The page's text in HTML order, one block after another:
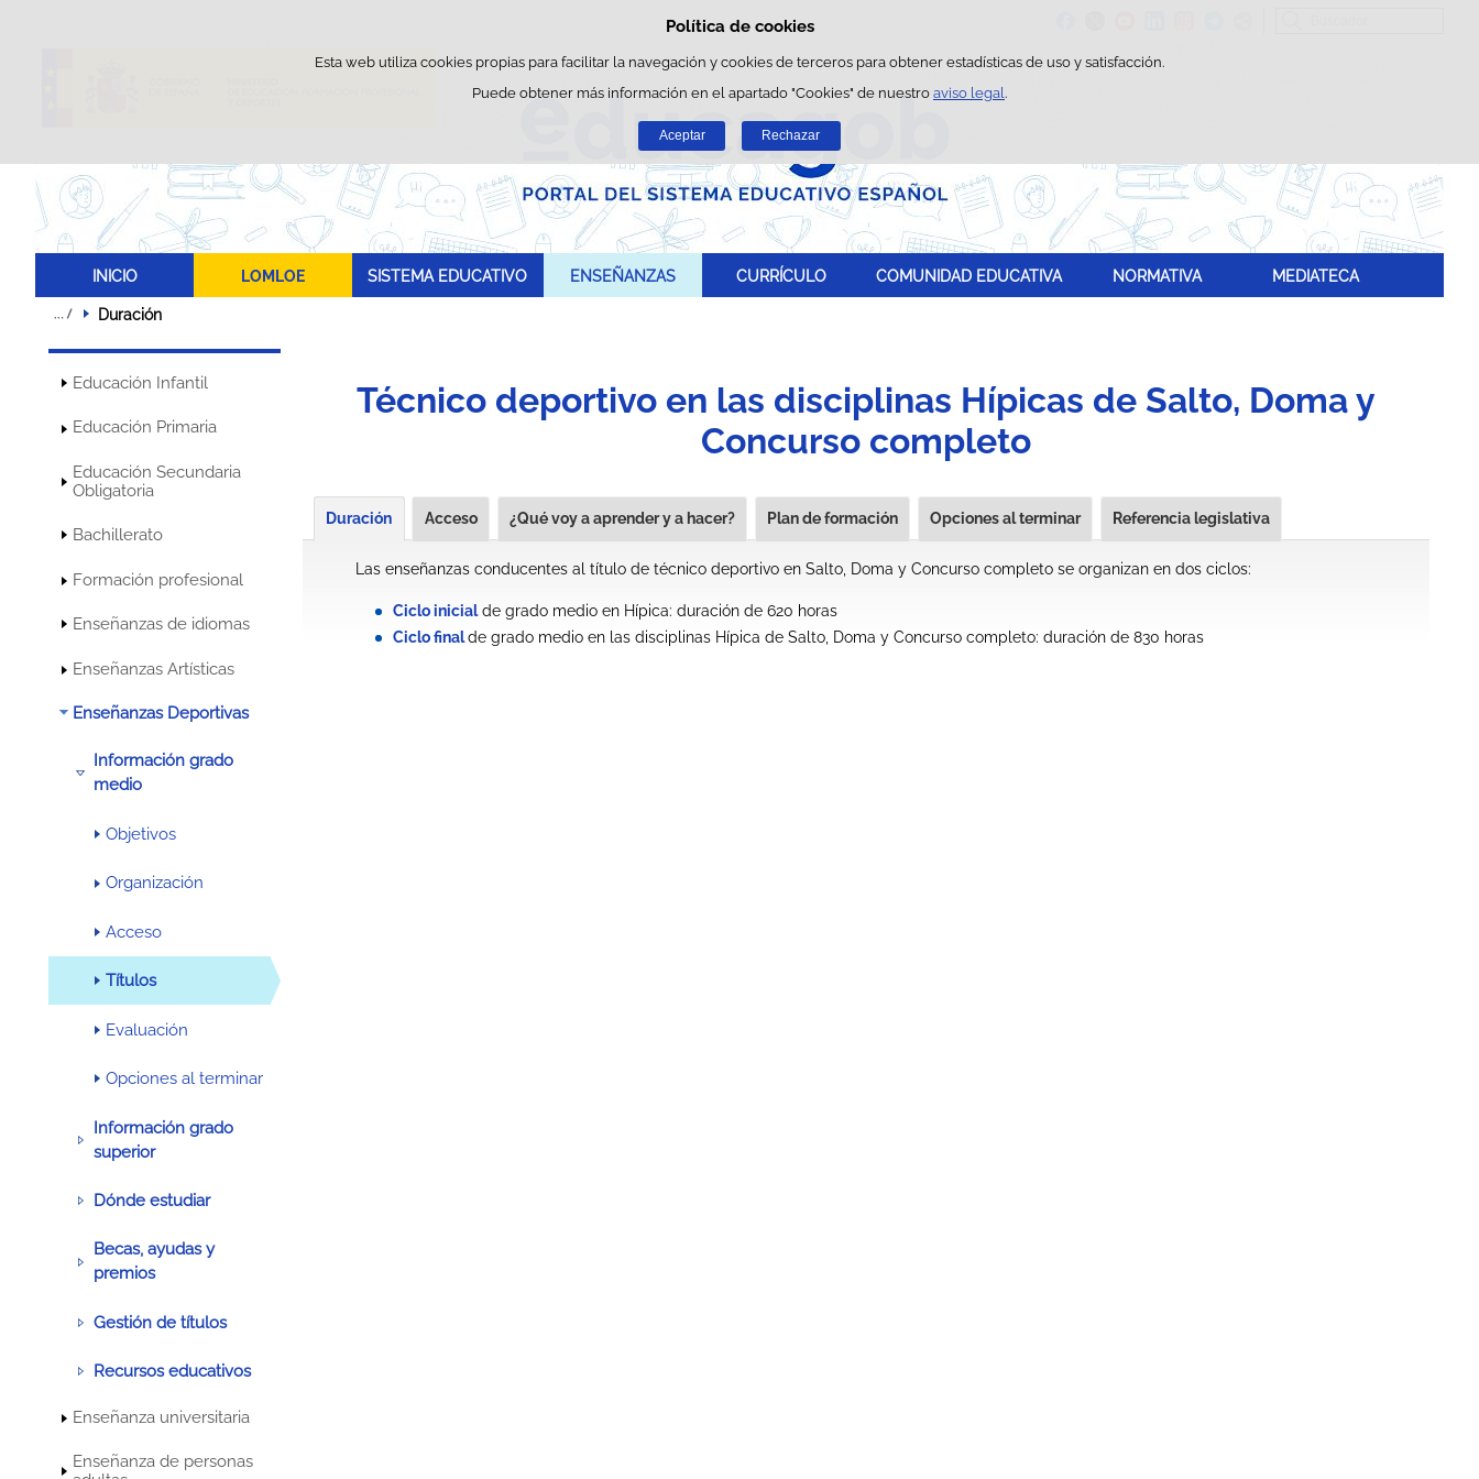
Política de cookies
Esta web utiliza cookies propias para facilitar la navegación y cookies de terceros para obtener estadísticas de uso y satisfacción.
Puede obtener más información en el apartado "Cookies" de nuestro aviso legal .
Aceptar Rechazar
Saltar al contenido
INICIO LOMLOE SISTEMA EDUCATIVO ENSEÑANZAS CURRÍCULO COMUNIDAD EDUCATIVA NORMATIVA MEDIATECA
Duración
Educación Infantil
Educación Primaria
Educación Secundaria
Obligatoria
Bachillerato
Formación profesional
Enseñanzas de idiomas
Enseñanzas Artísticas
Enseñanzas Deportivas
Información grado
medio
Objetivos
Organización
Acceso
Títulos
Evaluación
Opciones al terminar
Información grado
superior
Dónde estudiar
Becas, ayudas y
premios
Gestión de títulos
Recursos educativos
Enseñanza universitaria
Enseñanza de personas
Técnico deportivo en las disciplinas Hípicas de Salto, Doma y
Concurso completo
Duración Acceso ¿Qué voy a aprender y a hacer? Plan de formación Opciones al terminar Referencia legislativa
Las enseñanzas conducentes al título de técnico deportivo en Salto, Doma y Concurso completo se organizan en dos ciclos:
Ciclo inicialde grado medio en Hípica: duración de 620 horas
Ciclo finalde grado medio en las disciplinas Hípica de Salto, Doma y Concurso completo: duración de 830 horas